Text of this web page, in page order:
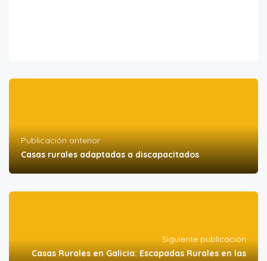
Publicación anterior
Casas rurales adaptadas a discapacitados
Siguiente publicación
Casas Rurales en Galicia: Escapadas Rurales en las